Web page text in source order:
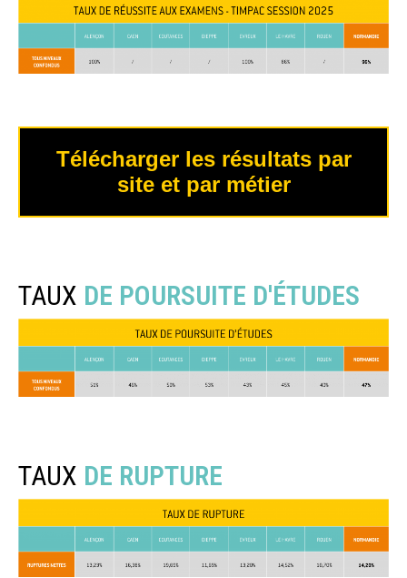
Télécharger les résultats par
site et par métier
TAUX DE POURSUITE D'ÉTUDES
TAUX DE RUPTURE